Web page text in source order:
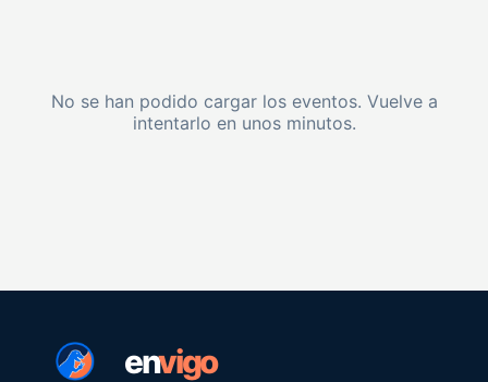
No se han podido cargar los eventos. Vuelve a
intentarlo en unos minutos.
envigo